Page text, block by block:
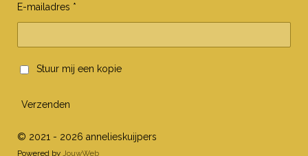
E-mailadres *
Stuur mij een kopie
Verzenden
© 2021 - 2026 annelieskuijpers
Powered by JouwWeb